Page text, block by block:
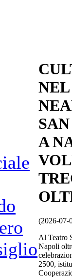
A
(2026-07-
Al Teatro
Napoli
2500,